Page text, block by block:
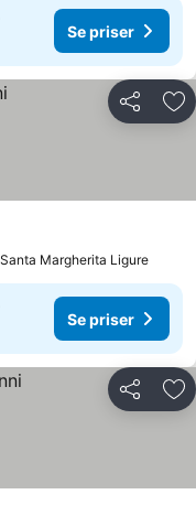
Se priser
Del
Margherita Ligure
Se priser
Del